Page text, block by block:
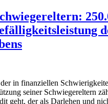
in finanziellen
seiner Schwiegereltern
geht, der als Darlehen und